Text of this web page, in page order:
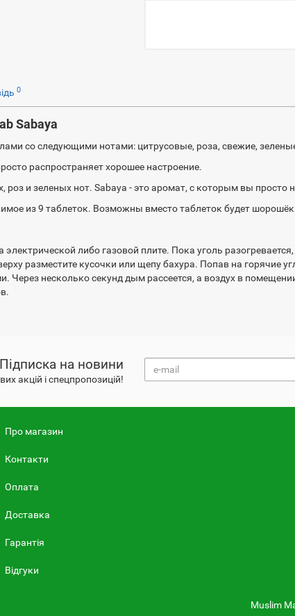
0
Sabaya
со следующими нотами: цитрусовые, роза, свежие,
распространяет хорошее настроение.
и зеленых нот. Sabaya - это аромат, с которым вы просто
из 9 таблеток. Возможны вместо таблеток будет
либо газовой плите. Пока уголь
разместите кусочки или щепу бахура. Попав на
Через несколько секунд дым рассеется, а воздух в
Підписка на новини
акцій і спецпропозицій!
Про магазин
Контакти
Оплата
Доставка
Гарантія
Відгуки
Muslim